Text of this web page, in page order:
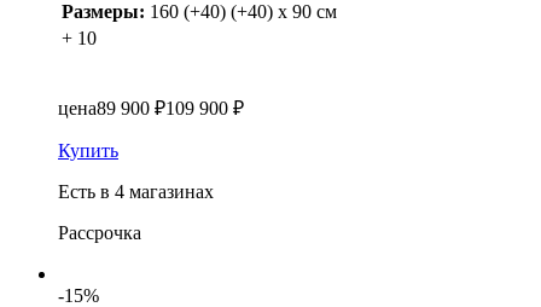
Размеры: 160 (+40) (+40) x 90 см
+ 10
цена89 900 ₽109 900 ₽
Купить
Есть в 4 магазинах
Рассрочка
-15%